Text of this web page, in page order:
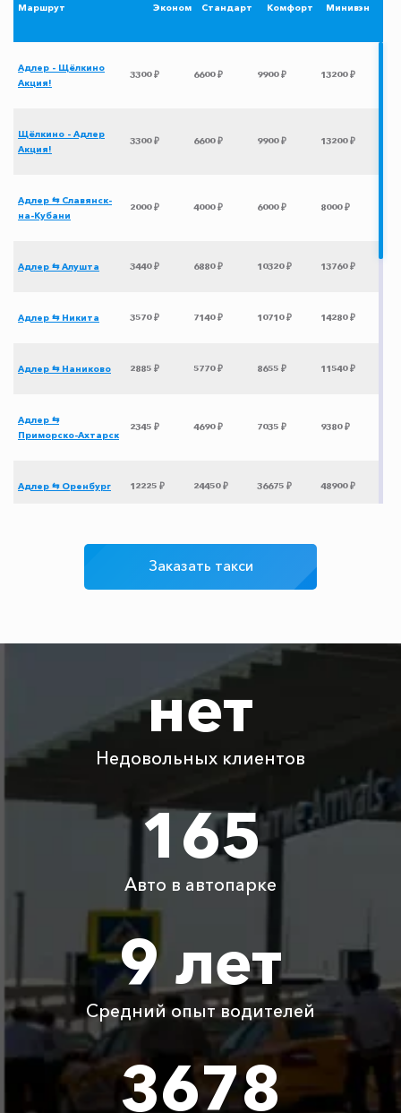
Маршрут Эконом Стандарт Комфорт Минивэн
Адлер - Щёлкино
Акция!
3300 ₽ 6600 ₽ 9900 ₽ 13200 ₽
Щёлкино - Адлер
Акция!
3300 ₽ 6600 ₽ 9900 ₽ 13200 ₽
Адлер ⇆ Славянск-
на-Кубани
2000 ₽ 4000 ₽ 6000 ₽ 8000 ₽
Адлер ⇆ Алушта 3440 ₽ 6880 ₽ 10320 ₽ 13760 ₽
Адлер ⇆ Никита 3570 ₽ 7140 ₽ 10710 ₽ 14280 ₽
Адлер ⇆ Наниково 2885 ₽ 5770 ₽ 8655 ₽ 11540 ₽
Адлер ⇆
Приморско-Ахтарск
2345 ₽ 4690 ₽ 7035 ₽ 9380 ₽
Адлер ⇆ Оренбург 12225 ₽ 24450 ₽ 36675 ₽ 48900 ₽
Адлер ⇆ Армянск 3000 ₽ 6000 ₽ 9000 ₽
1750 ₽
Адлер ⇆ Белгород
36200 ₽
Бесплатно Бесплатно Бесплатно
Ожидание машины Бесплатно
Аренда автомобиля
3800 ₽ 4700 ₽
Цены по акции ограничены количеством свободных
автомобилей в г Щёлкино. Точную цену вам
сообщит менеджер при заказе.
Заказать такси
нет
Недовольных клиентов
165
Авто в автопарке
9 лет
Средний опыт водителей
3678